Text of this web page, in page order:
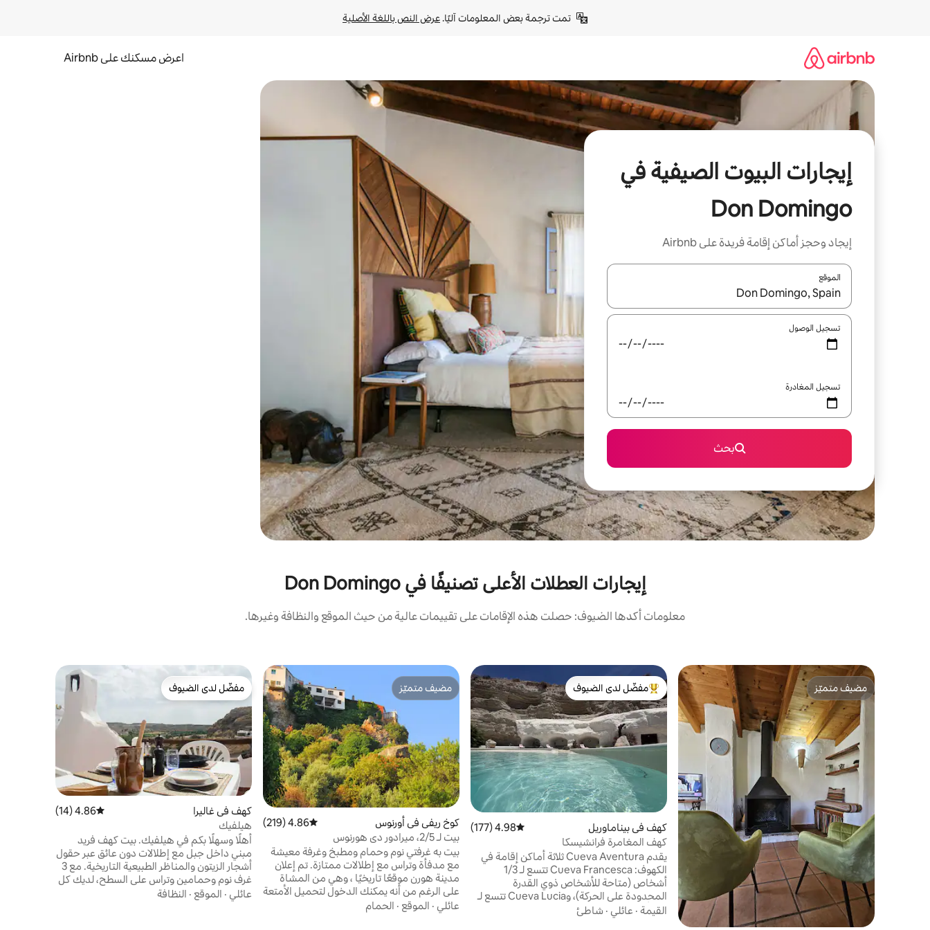
تمت ترجمة بعض المعلومات آليًا. عرض النص باللغة الأصلية
اعرض مسكنك على Airbnb
إيجارات البيوت الصيفية في
Don Domingo
إيجاد وحجز أماكن إقامة فريدة على Airbnb
الموقع
عند توفر النتائج، انتقل باستخدام السهمين لأعلى ولأسفل أو استكشف عن طريق اللمس أو السحب.
تسجيل الوصول
تسجيل المغادرة
بحث
إيجارات العطلات الأعلى تصنيفًا في Don Domingo
معلومات أكدها الضيوف: حصلت هذه الإقامات على تقييمات عالية من حيث الموقع والنظافة وغيرها.
مضيف متميّز
مضيف متميّز
من أبرز البيوت المفضّلة لدى الضيوف
مفضّل لدى الضيوف
كهف في بيناماوريل متوسط التقييم 4.98 من 5، 177 مراجعات
4.98 (177)
كهف المغامرة فرانشيسكا
يقدم Cueva Aventura ثلاثة أماكن إقامة في
الكهوف: Cueva Francesca تتسع لـ 1/3
أشخاص (متاحة للأشخاص ذوي القدرة
المحدودة على الحركة)، وCueva Lucia تتسع لـ
القيمة · عائلي · شاطئ
مضيف متميّز
مضيف متميّز
كوخ ريفي في أورنوس متوسط التقييم 4.86 من 5، 219 مراجعات
4.86 (219)
بيت لـ 2/5، ميرادور دي هورنوس
بيت به غرفتي نوم وحمام ومطبخ وغرفة معيشة
مع مدفأة وتراس مع إطلالات ممتازة. تم إعلان
مدينة هورن موقعًا تاريخيًا ، وهي من المشاة
على الرغم من أنه يمكنك الدخول لتحميل الأمتعة
وتفريغها. مع شوارعها المزينة بالنباتات والزهور
المزروعة في أصيص ، يمنحنا المشي الفرصة
عائلي · الموقع · الحمام
مفضّل لدى الضيوف
مفضّل لدى الضيوف
كهف في غاليرا متوسط التقييم 4.86 من 5، 14 مراجعات
4.86 (14)
هيلفيك
أهلًا وسهلًا بكم في هيلفيك. بيت كهف فريد
مبني داخل جبل مع إطلالات دون عائق عبر حقول
أشجار الزيتون والمناظر الطبيعية التاريخية. مع 3
غرف نوم وحمامين وتراس على السطح، لديك كل
ما قد تحتاجه لإقامة مريحة ومختلفة قليلاً.
استمتع بقهوتك الصباحية مع إطلالة غير عادية،
عائلي · الموقع · النظافة